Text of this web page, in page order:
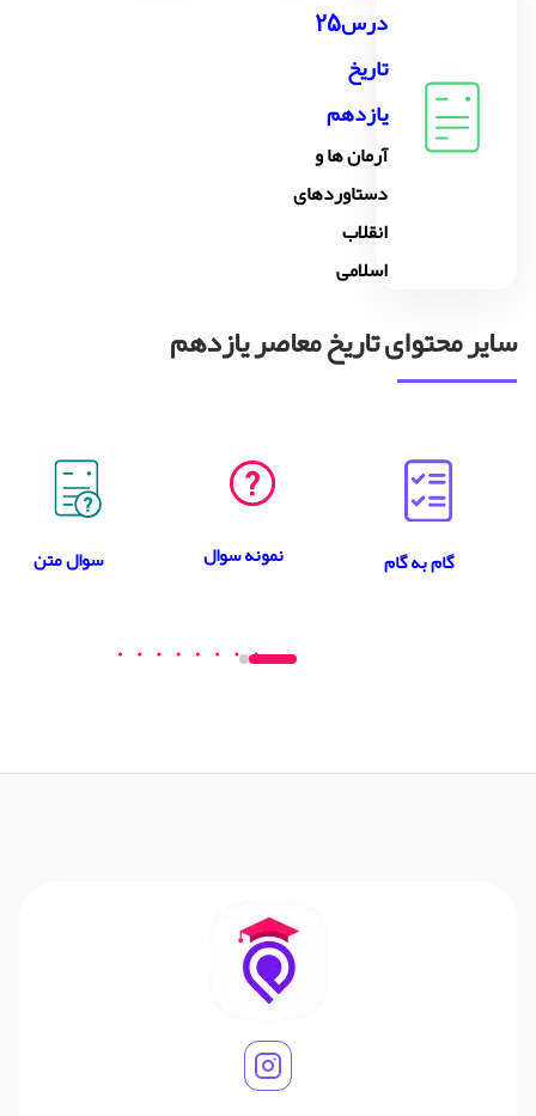
درس25
تاریخ
یازدهم
آرمان ها و
دستاوردهاى
انقلاب
اسلامى
سایر محتوای تاریخ معاصر یازدهم
گام به گام نمونه سوال سوال متن